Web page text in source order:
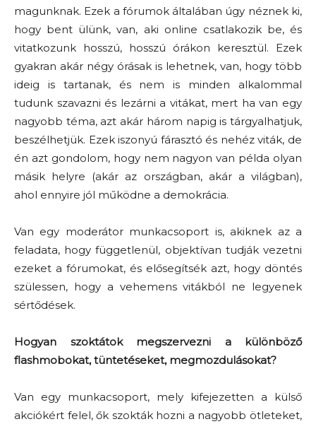
magunknak. Ezek a fórumok általában úgy néznek ki,
hogy bent ülünk, van, aki online csatlakozik be, és
vitatkozunk hosszú, hosszú órákon keresztül. Ezek
gyakran akár négy órásak is lehetnek, van, hogy több
ideig is tartanak, és nem is minden alkalommal
tudunk szavazni és lezárni a vitákat, mert ha van egy
nagyobb téma, azt akár három napig is tárgyalhatjuk,
beszélhetjük. Ezek iszonyú fárasztó és nehéz viták, de
én azt gondolom, hogy nem nagyon van példa olyan
másik helyre (akár az országban, akár a világban),
ahol ennyire jól működne a demokrácia.
Van egy moderátor munkacsoport is, akiknek az a
feladata, hogy függetlenül, objektívan tudják vezetni
ezeket a fórumokat, és elősegítsék azt, hogy döntés
szülessen, hogy a vehemens vitákból ne legyenek
sértődések.
Hogyan szoktátok megszervezni a különböző
flashmobokat, tüntetéseket, megmozdulásokat?
Van egy munkacsoport, mely kifejezetten a külső
akciókért felel, ők szokták hozni a nagyobb ötleteket,